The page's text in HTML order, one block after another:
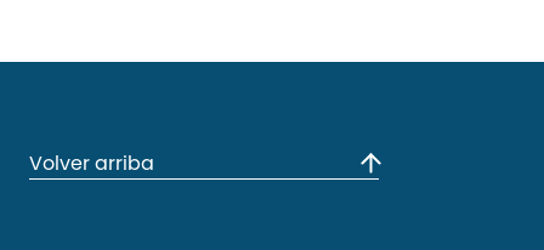
Volver arriba